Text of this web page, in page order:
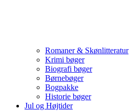
Romaner & Skønlitteratur
Krimi bøger
Biografi bøger
Børnebøger
Bogpakke
Historie bøger
Jul og Højtider